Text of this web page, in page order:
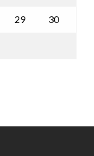
29 30